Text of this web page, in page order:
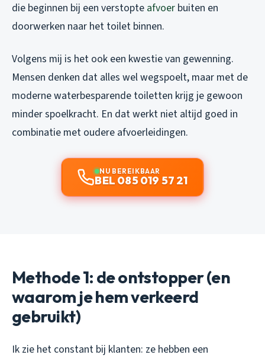
die beginnen bij een verstopte afvoer buiten en
doorwerken naar het toilet binnen.
Volgens mij is het ook een kwestie van gewenning.
Mensen denken dat alles wel wegspoelt, maar met de
moderne waterbesparende toiletten krijg je gewoon
minder spoelkracht. En dat werkt niet altijd goed in
combinatie met oudere afvoerleidingen.
NU BEREIKBAAR
BEL 085 019 57 21
Methode 1: de ontstopper (en
waarom je hem verkeerd
gebruikt)
Ik zie het constant bij klanten: ze hebben een